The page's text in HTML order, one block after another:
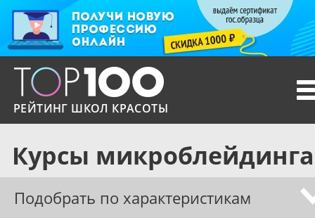
РЕЙТИНГ ШКОЛ КРАСОТЫ
Курсы микроблейдинга
Подобрать по характеристикам